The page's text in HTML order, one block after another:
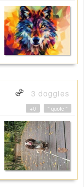
3 doggies
" quote "
+0